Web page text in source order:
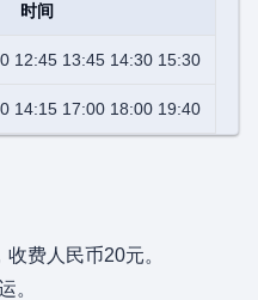
时间
12:45 13:45 14:30 15:30
14:15 17:00 18:00 19:40
费人民币20元。
。